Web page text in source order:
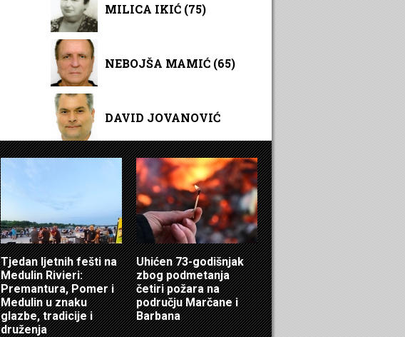
MILICA IKIĆ (75)
NEBOJŠA MAMIĆ (65)
DAVID JOVANOVIĆ
Tjedan ljetnih fešti na
Medulin Rivieri:
Premantura, Pomer i
Medulin u znaku
glazbe, tradicije i
druženja
Uhićen 73-godišnjak
zbog podmetanja
četiri požara na
području Marčane i
Barbana